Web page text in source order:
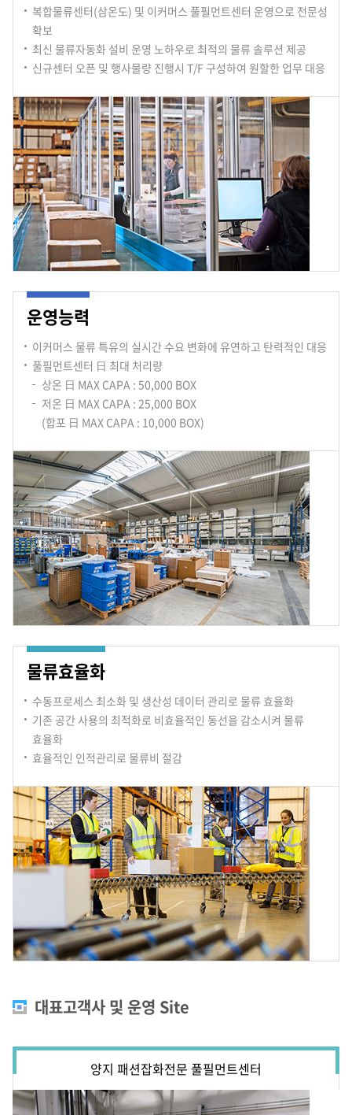
복합물류센터(삼온도) 및 이커머스 풀필먼트센터 운영으로 전문성
확보
최신 물류자동화 설비 운영 노하우로 최적의 물류 솔루션 제공
신규센터 오픈 및 행사물량 진행시 T/F 구성하여 원할한 업무 대응
운영능력
이커머스 물류 특유의 실시간 수요 변화에 유연하고 탄력적인 대응
풀필먼트센터 日 최대 처리량
상온 日 MAX CAPA : 50,000 BOX
저온 日 MAX CAPA : 25,000 BOX
(합포 日 MAX CAPA : 10,000 BOX)
물류효율화
수동프로세스 최소화 및 생산성 데이터 관리로 물류 효율화
기존 공간 사용의 최적화로 비효율적인 동선을 감소시켜 물류
효율화
효율적인 인적관리로 물류비 절감
대표고객사 및 운영 Site
양지 패션잡화전문 풀필먼트센터